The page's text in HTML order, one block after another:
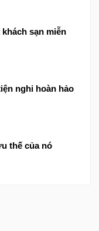
sạn miễn
nghi hoàn hảo
thế của nó